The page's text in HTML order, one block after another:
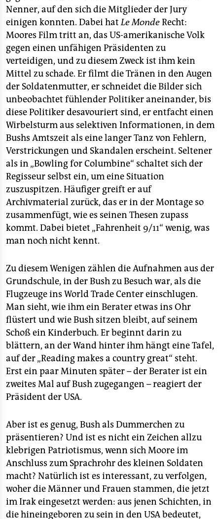
Nenner, auf den sich die Mitglieder der Jury
einigen konnten. Dabei hatLe MondeRecht:
Moores Film tritt an, das US-amerikanische Volk
gegen einen unfähigen Präsidenten zu
verteidigen, und zu diesem Zweck ist ihm kein
Mittel zu schade. Er filmt die Tränen in den Augen
der Soldatenmutter, er schneidet die Bilder sich
unbeobachtet fühlender Politiker aneinander, bis
diese Politiker desavouriert sind, er entfacht einen
Wirbelsturm aus selektiven Informationen, in dem
Bushs Amtszeit als eine langer Tanz von Fehlern,
Verstrickungen und Skandalen erscheint. Seltener
als in „Bowling for Columbine“ schaltet sich der
Regisseur selbst ein, um eine Situation
zuszuspitzen. Häufiger greift er auf
Archivmaterial zurück, das er in der Montage so
zusammenfügt, wie es seinen Thesen zupass
kommt. Dabei bietet „Fahrenheit 9/11“ wenig, was
man noch nicht kennt.
Zu diesem Wenigen zählen die Aufnahmen aus der
Grundschule, in der Bush zu Besuch war, als die
Flugzeuge ins World Trade Center einschlugen.
Man sieht, wie ihm ein Berater etwas ins Ohr
flüstert und wie Bush sitzen bleibt, auf seinem
Schoß ein Kinderbuch. Er beginnt darin zu
blättern, an der Wand hinter ihm hängt eine Tafel,
auf der „Reading makes a country great“ steht.
Erst ein paar Minuten später – der Berater ist ein
zweites Mal auf Bush zugegangen – reagiert der
Präsident der USA.
Aber ist es genug, Bush als Dummerchen zu
präsentieren? Und ist es nicht ein Zeichen allzu
klebrigen Patriotismus, wenn sich Moore im
Anschluss zum Sprachrohr des kleinen Soldaten
macht? Natürlich ist es interessant, zu verfolgen,
woher die Männer und Frauen stammen, die jetzt
im Irak eingesetzt werden: aus jenen Schichten, in
die hineingeboren zu sein in den USA bedeutet,